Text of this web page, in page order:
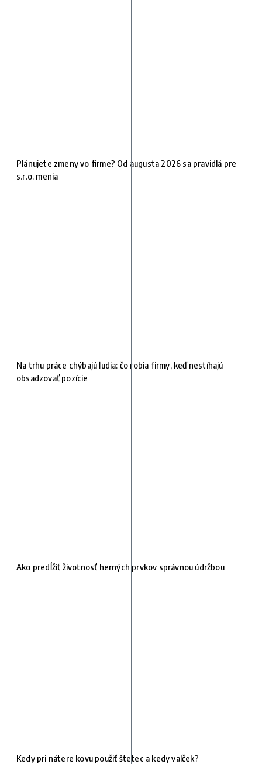
Plánujete zmeny vo firme? Od augusta 2026 sa pravidlá pre
s.r.o. menia
Na trhu práce chýbajú ľudia: čo robia firmy, keď nestíhajú
obsadzovať pozície
Ako predĺžiť životnosť herných prvkov správnou údržbou
Kedy pri nátere kovu použiť štetec a kedy valček?